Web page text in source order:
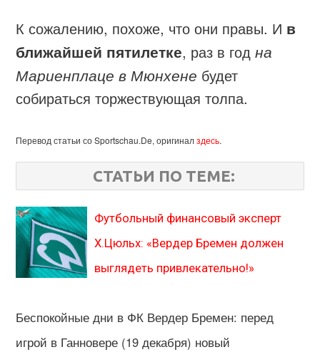
К сожалению, похоже, что они правы. И в
ближайшей пятилетке, раз в годна
Мариенплаце в Мюнхене будет
собираться торжествующая толпа.
Перевод статьи со Sportschau.De, оригиналздесь.
СТАТЬИ ПО ТЕМЕ:
Футбольный финансовый эксперт
Х.Цюльх: «Вердер Бремен должен
выглядеть привлекательно!»
Беспокойные дни в ФК Вердер Бремен: перед
игрой в Ганновере (19 декабря) новый